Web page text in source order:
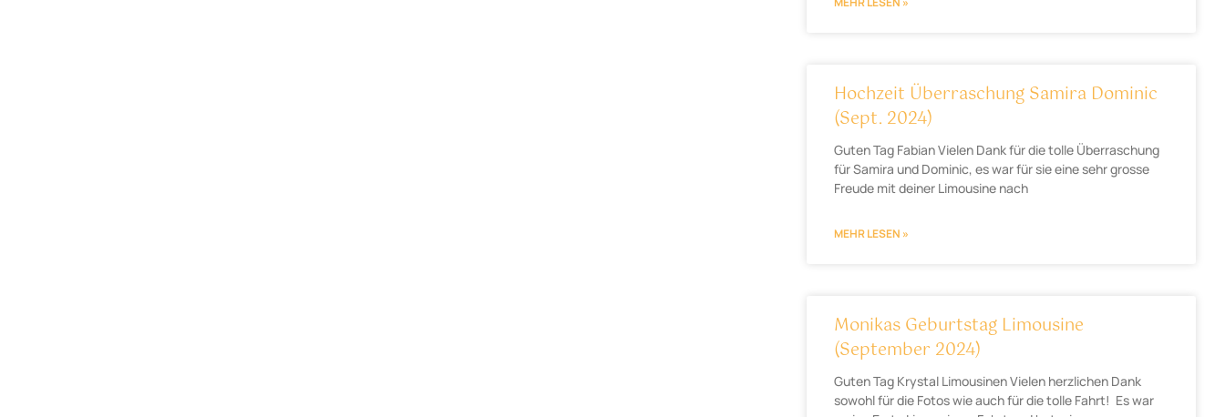
Hochzeit Überraschung Samira Dominic
(Sept. 2024)
Guten Tag Fabian Vielen Dank für die tolle Überraschung
für Samira und Dominic, es war für sie eine sehr grosse
Freude mit deiner Limousine nach
MEHR LESEN »
Monikas Geburtstag Limousine
(September 2024)
Guten Tag Krystal Limousinen Vielen herzlichen Dank
sowohl für die Fotos wie auch für die tolle Fahrt! Es war